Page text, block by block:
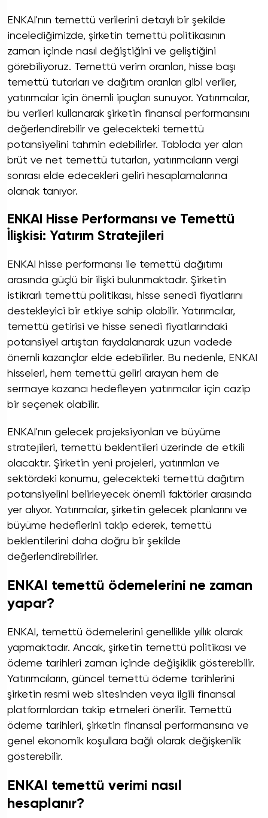
ENKAI'nın temettü verilerini detaylı bir şekilde
incelediğimizde, şirketin temettü politikasının
zaman içinde nasıl değiştiğini ve geliştiğini
görebiliyoruz. Temettü verim oranları, hisse başı
temettü tutarları ve dağıtım oranları gibi veriler,
yatırımcılar için önemli ipuçları sunuyor. Yatırımcılar,
bu verileri kullanarak şirketin finansal performansını
değerlendirebilir ve gelecekteki temettü
potansiyelini tahmin edebilirler. Tabloda yer alan
brüt ve net temettü tutarları, yatırımcıların vergi
sonrası elde edecekleri geliri hesaplamalarına
olanak tanıyor.
ENKAI Hisse Performansı ve Temettü
İlişkisi: Yatırım Stratejileri
ENKAI hisse performansı ile temettü dağıtımı
arasında güçlü bir ilişki bulunmaktadır. Şirketin
istikrarlı temettü politikası, hisse senedi fiyatlarını
destekleyici bir etkiye sahip olabilir. Yatırımcılar,
temettü getirisi ve hisse senedi fiyatlarındaki
potansiyel artıştan faydalanarak uzun vadede
önemli kazançlar elde edebilirler. Bu nedenle, ENKAI
hisseleri, hem temettü geliri arayan hem de
sermaye kazancı hedefleyen yatırımcılar için cazip
bir seçenek olabilir.
ENKAI'nın gelecek projeksiyonları ve büyüme
stratejileri, temettü beklentileri üzerinde de etkili
olacaktır. Şirketin yeni projeleri, yatırımları ve
sektördeki konumu, gelecekteki temettü dağıtım
potansiyelini belirleyecek önemli faktörler arasında
yer alıyor. Yatırımcılar, şirketin gelecek planlarını ve
büyüme hedeflerini takip ederek, temettü
beklentilerini daha doğru bir şekilde
değerlendirebilirler.
ENKAI temettü ödemelerini ne zaman
yapar?
ENKAI, temettü ödemelerini genellikle yıllık olarak
yapmaktadır. Ancak, şirketin temettü politikası ve
ödeme tarihleri zaman içinde değişiklik gösterebilir.
Yatırımcıların, güncel temettü ödeme tarihlerini
şirketin resmi web sitesinden veya ilgili finansal
platformlardan takip etmeleri önerilir. Temettü
ödeme tarihleri, şirketin finansal performansına ve
genel ekonomik koşullara bağlı olarak değişkenlik
gösterebilir.
ENKAI temettü verimi nasıl
hesaplanır?